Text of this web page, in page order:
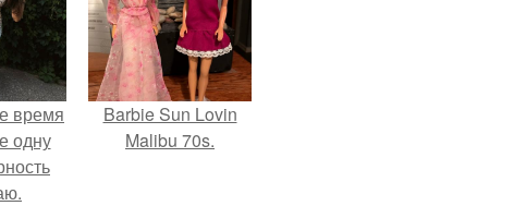
время
одну
Barbie Sun Lovin
Malibu 70s.